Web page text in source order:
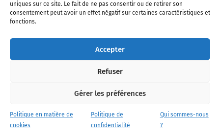
uniques sur ce site. Le fait de ne pas consentir ou de retirer son
consentement peut avoir un effet négatif sur certaines caractéristiques et
fonctions.
Accepter
Refuser
Gérer les préférences
Politique en matière de
cookies
Politique de
confidentialité
Qui sommes-nous
?
l'industrie aéronautique, l'aviation commerciale, l'aviation d'affaires, les
services MRO et après-vente, le financement et la location d'aéronefs
civils, l'aéronautique de défense et l'industrie spatiale. Toute reproduction,
interdite sans autorisation écrite spécifique du Journal de l’Aviation.